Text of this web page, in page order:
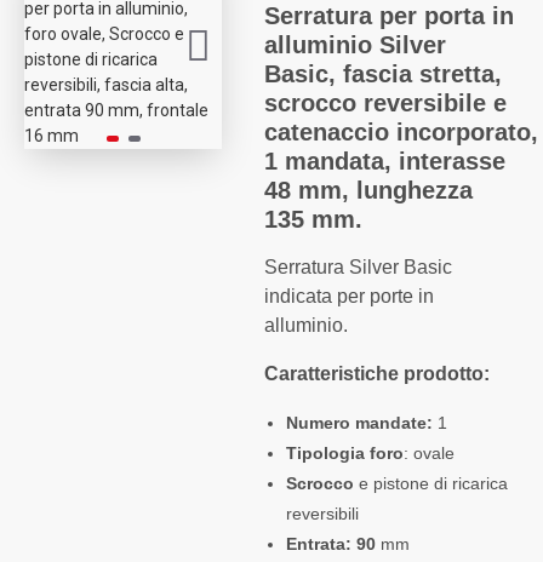
Serratura per porta in
alluminio Silver
Basic, fascia stretta,
scrocco reversibile e
catenaccio incorporato,
1 mandata, interasse
48 mm, lunghezza
135 mm.
Serratura Silver Basic
indicata per porte in
alluminio.
Caratteristiche prodotto:
Numero mandate: 1
Tipologia foro: ovale
Scrocco e pistone di ricarica
reversibili
Entrata: 90 mm